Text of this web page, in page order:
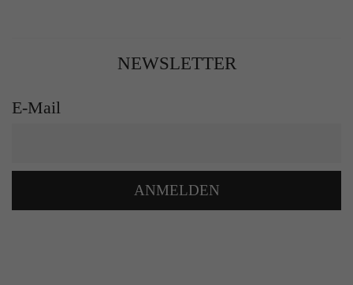
NEWSLETTER
E-Mail
ANMELDEN